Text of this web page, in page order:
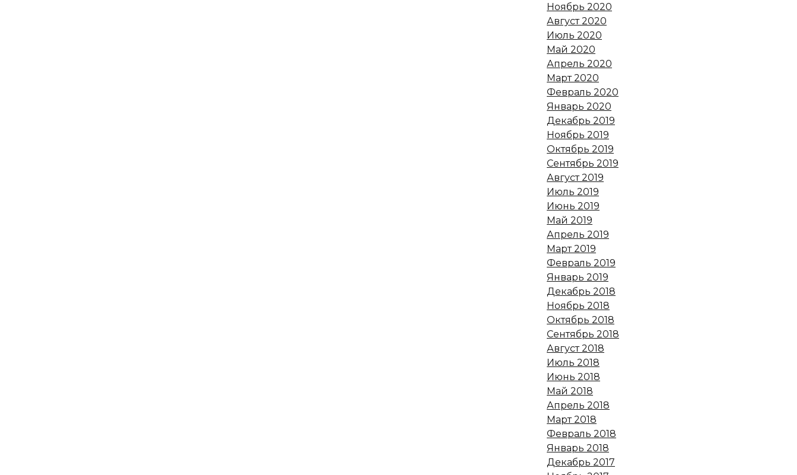
Ноябрь 2020
Август 2020
Июль 2020
Май 2020
Апрель 2020
Март 2020
Февраль 2020
Январь 2020
Декабрь 2019
Ноябрь 2019
Октябрь 2019
Сентябрь 2019
Август 2019
Июль 2019
Июнь 2019
Май 2019
Апрель 2019
Март 2019
Февраль 2019
Январь 2019
Декабрь 2018
Ноябрь 2018
Октябрь 2018
Сентябрь 2018
Август 2018
Июль 2018
Июнь 2018
Май 2018
Апрель 2018
Март 2018
Февраль 2018
Январь 2018
Декабрь 2017